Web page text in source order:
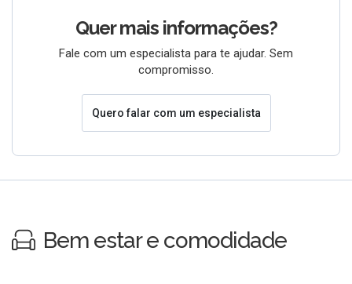
Quer mais informações?
Fale com um especialista para te ajudar. Sem
compromisso.
Quero falar com um especialista
Bem estar e comodidade